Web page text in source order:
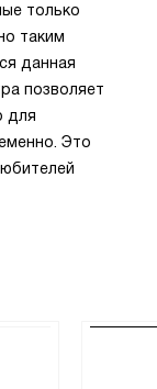
только
таким
данная
позволяет
для
Это